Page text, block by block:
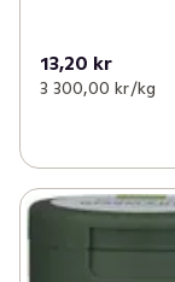
13,20 kr
3 300,00 kr /kg